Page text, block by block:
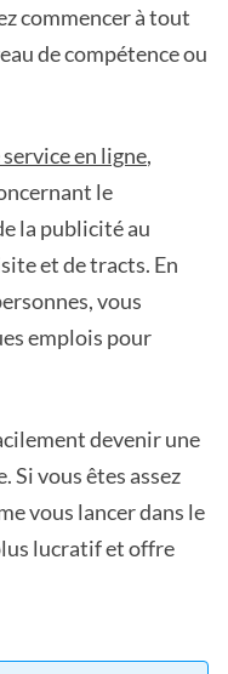
commencer à tout
de compétence ou
en ligne,
le
la publicité au
et de tracts. En
vous
emplois pour
devenir une
Si vous êtes assez
vous lancer dans le
lucratif et offre